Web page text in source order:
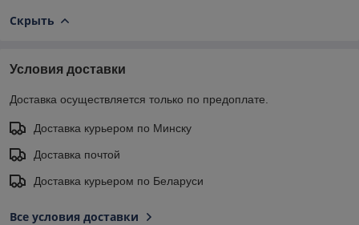
Скрыть
Условия доставки
Доставка осуществляется только по предоплате.
Доставка курьером по Минску
Доставка почтой
Доставка курьером по Беларуси
Все условия доставки